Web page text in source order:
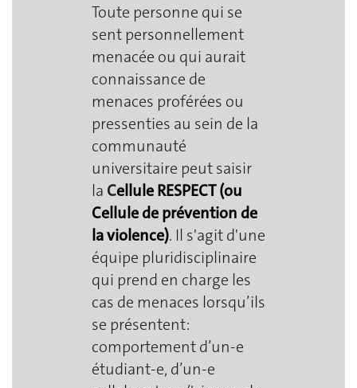
Toute personne qui se
sent personnellement
menacée ou qui aurait
connaissance de
menaces proférées ou
pressenties au sein de la
communauté
universitaire peut saisir
la Cellule RESPECT (ou
Cellule de prévention de
la violence). Il s'agit d'une
équipe pluridisciplinaire
qui prend en charge les
cas de menaces lorsqu’ils
se présentent:
comportement d’un-e
étudiant-e, d’un-e